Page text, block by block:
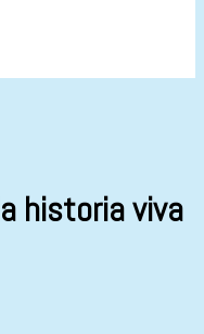
historia viva